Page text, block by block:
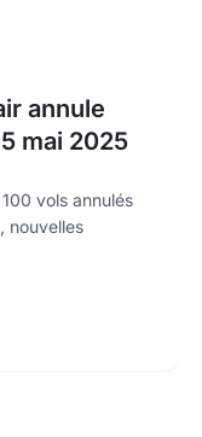
annule
mai 2025
vols annulés
nouvelles